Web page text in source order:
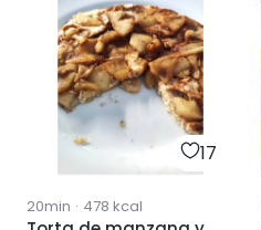
17
20min · 478 kcal